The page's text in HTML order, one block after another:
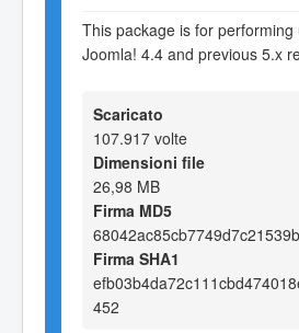
This package is for performing
Joomla! 4.4 and previous 5.x
Scaricato
107.917 volte
Dimensioni file
26,98 MB
Firma MD5
Firma SHA1
452